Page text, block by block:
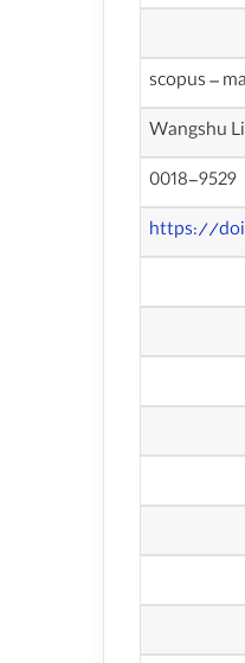
scopus –
Wangshu
0018-9529
https://